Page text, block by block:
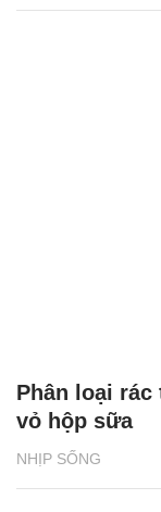
NHỊP SỐNG
Phân loại
vỏ hộp sữa